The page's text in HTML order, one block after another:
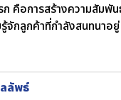
คือการสร้างความสัมพั
จักลูกค้าที่กำลังสนทนาอ
ลัพธ์